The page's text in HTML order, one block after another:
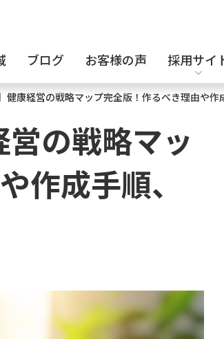
設計補助派遣
電気・電子設計
ブログ お客様の声 採用サイ
キャリア採用
健康経営の戦略マップ完全版！作るべき理由や
営の戦略マッ
作成手順、